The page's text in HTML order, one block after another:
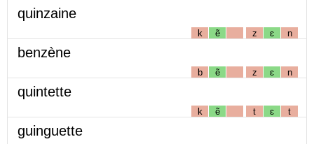
quinzaine
k ẽ z ɛ n
benzène
b ẽ z ɛ n
quintette
k ẽ t ɛ t
guinguette